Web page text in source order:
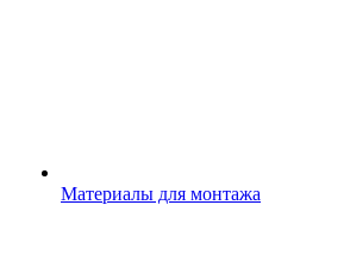
Материалы для монтажа